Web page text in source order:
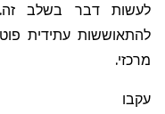
לעשות דבר בשלב
להתאוששות עתידית
מרכזי.
עקבו